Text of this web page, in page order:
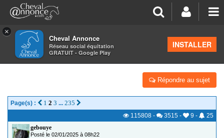
×
Cheval Annonce
Réseau social équitation
GRATUIT - Google Play
INSTALLER
>Équitation et cavaliers
CHALLENGE 2025 : 300 - 600 - 900 KM - 1200 KM
Répondre au sujet
Page(s) : 1 2 3 ... 235
115808 - 3515 - 9 -
25
gebouye
Posté le 02/01/2025 à 08h22